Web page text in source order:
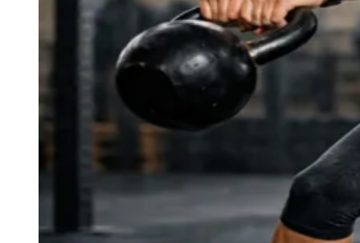
Anuncie no Portal
Novo
Anunciar Vagas
Novo
Publicidade Legal
NFL
Fórmula 1
UFC
Tênis (ATP)
Vôlei
Competições de Futebol